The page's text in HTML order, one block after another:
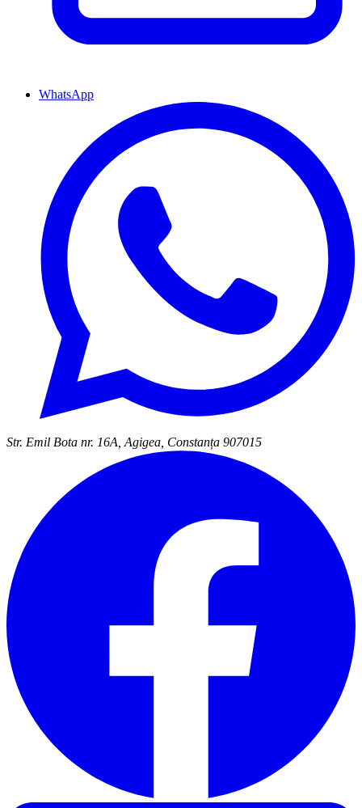
WhatsApp
Str. Emil Bota nr. 16A, Agigea, Constanța 907015